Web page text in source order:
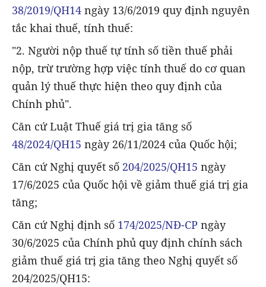
38/2019/QH14 ngày 13/6/2019 quy định nguyên
tắc khai thuế, tính thuế:
"2. Người nộp thuế tự tính số tiền thuế phải
nộp, trừ trường hợp việc tính thuế do cơ quan
quản lý thuế thực hiện theo quy định của
Chính phủ".
Căn cứ Luật Thuế giá trị gia tăng số
48/2024/QH15 ngày 26/11/2024 của Quốc hội;
Căn cứ Nghị quyết số 204/2025/QH15 ngày
17/6/2025 của Quốc hội về giảm thuế giá trị gia
tăng;
Căn cứ Nghị định số 174/2025/NĐ-CP ngày
30/6/2025 của Chính phủ quy định chính sách
giảm thuế giá trị gia tăng theo Nghị quyết số
204/2025/QH15: